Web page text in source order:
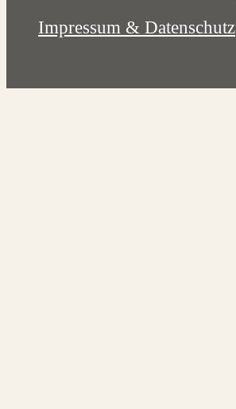
Impressum & Datenschutz